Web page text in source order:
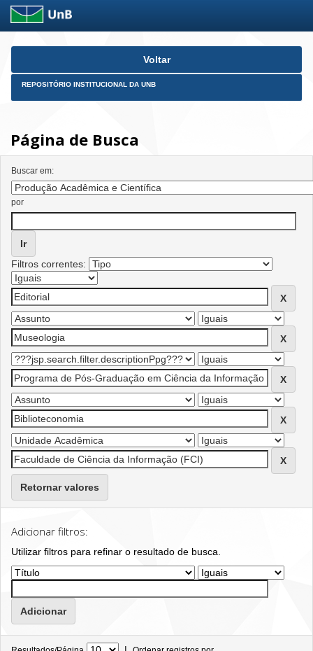
Skip
Voltar
REPOSITÓRIO INSTITUCIONAL DA UNB
Página de Busca
Buscar em:
por
Filtros correntes:
Retornar valores
Adicionar filtros:
Utilizar filtros para refinar o resultado de busca.